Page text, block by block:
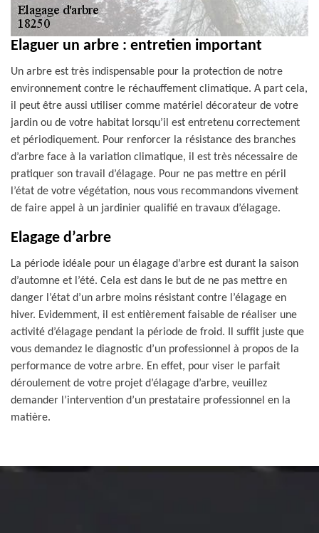
Elaguer un arbre : entretien important
Un arbre est très indispensable pour la protection de notre
environnement contre le réchauffement climatique. A part cela,
il peut être aussi utiliser comme matériel décorateur de votre
jardin ou de votre habitat lorsqu’il est entretenu correctement
et périodiquement. Pour renforcer la résistance des branches
d’arbre face à la variation climatique, il est très nécessaire de
pratiquer son travail d’élagage. Pour ne pas mettre en péril
l’état de votre végétation, nous vous recommandons vivement
de faire appel à un jardinier qualifié en travaux d’élagage.
Elagage d’arbre
La période idéale pour un élagage d’arbre est durant la saison
d’automne et l’été. Cela est dans le but de ne pas mettre en
danger l’état d’un arbre moins résistant contre l’élagage en
hiver. Evidemment, il est entièrement faisable de réaliser une
activité d’élagage pendant la période de froid. Il suffit juste que
vous demandez le diagnostic d’un professionnel à propos de la
performance de votre arbre. En effet, pour viser le parfait
déroulement de votre projet d’élagage d’arbre, veuillez
demander l’intervention d’un prestataire professionnel en la
matière.